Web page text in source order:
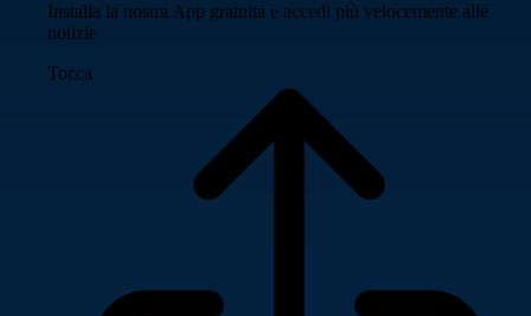
Installa la nostra App gratuita e accedi più velocemente alle
notizie
Tocca